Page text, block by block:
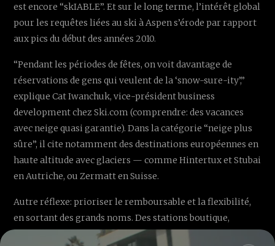
est encore “skIABLE”. Et sur le long terme, l’intérêt global
pour les requêtes liées au ski à Aspen s’érode par rapport
aux pics du début des années 2010.
“Pendant les périodes de fêtes, on voit davantage de
réservations de gens qui veulent de la ‘snow-sure-ity’,”
explique Cat Iwanchuk, vice-président business
development chez Ski.com (comprendre: des vacances
avec neige quasi garantie). Dans la catégorie “neige plus
sûre”, il cite notamment des destinations européennes en
haute altitude avec glaciers — comme Hintertux et Stubai
en Autriche, ou Zermatt en Suisse.
Autre réflexe: prioriser le remboursable et la flexibilité,
en sortant des grands noms. Des stations boutique,
Sugar Bowlen Californie (région de Lake Tahoe)